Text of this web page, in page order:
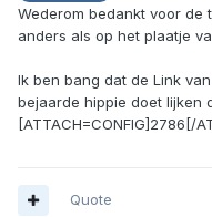
Wederom bedankt voor de
anders als op het plaatje
Ik ben bang dat de Link
bejaarde hippie doet lijken
[ATTACH=CONFIG]2786[/
Quote